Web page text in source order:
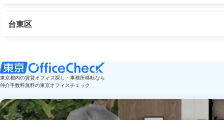
台東区
東京都内の賃貸オフィス探し・事務所移転なら
仲介手数料無料の東京オフィスチェック